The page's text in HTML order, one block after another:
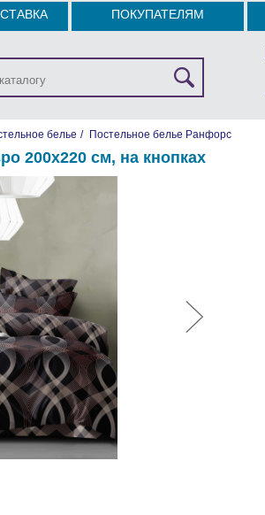
ПОКУПАТЕЛЯМ
белье / Постельное белье Ранфорс
200х220 см, на кнопках